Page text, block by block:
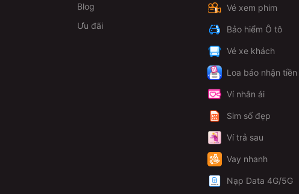
Blog
Ưu đãi
Vé xem phim
Bảo hiểm Ô tô
Vé xe khách
Loa báo nhận tiền
Ví nhân ái
Sim số đẹp
Ví trả sau
Vay nhanh
Nạp Data 4G/5G